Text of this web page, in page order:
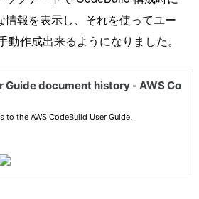
報を表示し、それを使ってユー
作成出来るようになりました。